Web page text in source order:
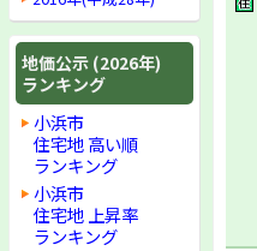
地価公示 (2026年)
ランキング
小浜市
住宅地 高い順
ランキング
小浜市
住宅地 上昇率
ランキング